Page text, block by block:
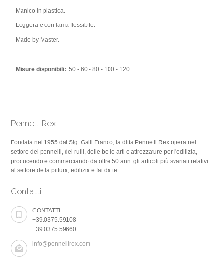
Manico in plastica.
Leggera e con lama flessibile.
Made by Master.
Misure disponibili: 50 - 60 - 80 - 100 - 120
Pennelli Rex
Fondata nel 1955 dal Sig. Galli Franco, la ditta Pennelli Rex opera nel
settore dei pennelli, dei rulli, delle belle arti e attrezzature per l'edilizia,
producendo e commerciando da oltre 50 anni gli articoli più svariati relativi
al settore della pittura, edilizia e fai da te.
Contatti
CONTATTI
+39.0375.59108
+39.0375.59660
info@pennellirex.com